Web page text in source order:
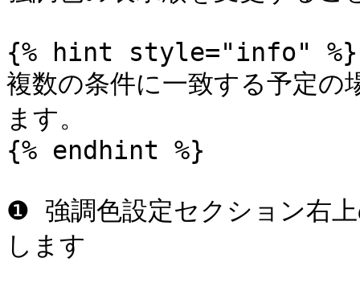
{% hint style="info" %}
複数の条件に一致する予定の
ます。
{% endhint %}
❶ 強調色設定セクション右
します